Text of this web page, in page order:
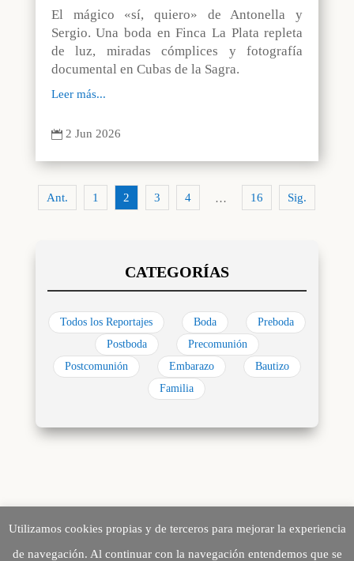
El mágico «sí, quiero» de Antonella y
Sergio. Una boda en Finca La Plata repleta
de luz, miradas cómplices y fotografía
documental en Cubas de la Sagra.
Leer más...
 2 Jun 2026
Ant. 1 2 3 4 … 16 Sig.
Todos los Reportajes Boda
Preboda
Postboda
Precomunión
Postcomunión
Embarazo
Bautizo
Familia
Utilizamos cookies propias y de terceros para mejorar la experiencia
de navegación. Al continuar con la navegación entendemos que se